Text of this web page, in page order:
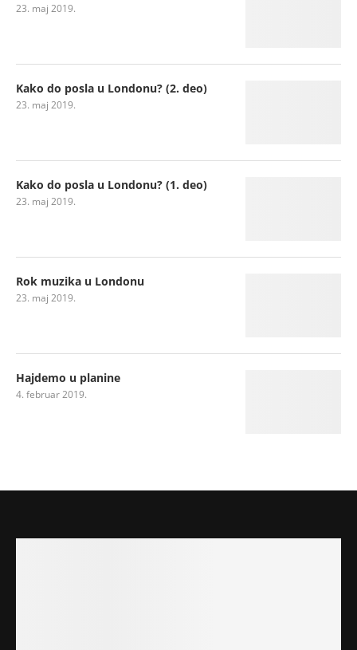
23. maj 2019.
Kako do posla u Londonu? (2. deo)
23. maj 2019.
Kako do posla u Londonu? (1. deo)
23. maj 2019.
Rok muzika u Londonu
23. maj 2019.
Hajdemo u planine
4. februar 2019.